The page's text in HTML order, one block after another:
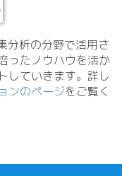
分析の分野で活用さ
ったノウハウを活か
していきます。詳し
ンのページをご覧く